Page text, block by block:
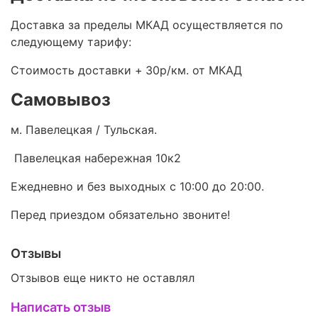
Доставка за пределы МКАД осуществляется по
следующему тарифу:
Стоимость доставки + 30р/км. от МКАД
Самовывоз
м. Павелецкая / Тульская.
Павелецкая набережная 10к2
Ежедневно и без выходных с 10:00 до 20:00.
Перед приездом обязательно звоните!
Отзывы
Отзывов еще никто не оставлял
Написать отзыв